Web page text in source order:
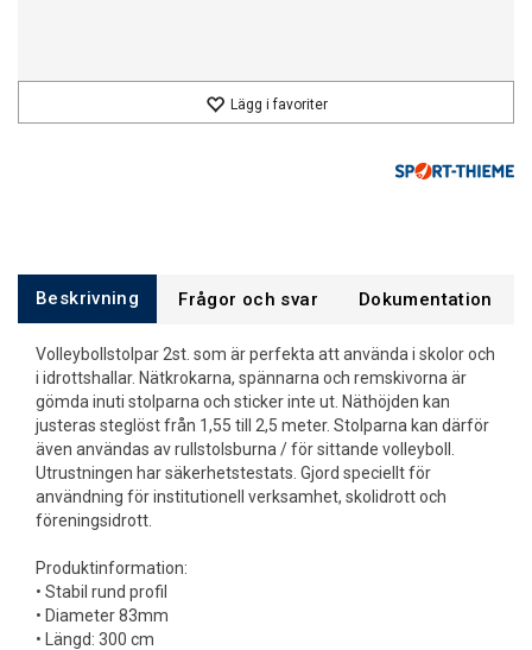
Lägg i favoriter
Beskrivning Frågor och svar Dokumentation
Volleybollstolpar 2st. som är perfekta att använda i skolor och
i idrottshallar. Nätkrokarna, spännarna och remskivorna är
gömda inuti stolparna och sticker inte ut. Näthöjden kan
justeras steglöst från 1,55 till 2,5 meter. Stolparna kan därför
även användas av rullstolsburna / för sittande volleyboll.
Utrustningen har säkerhetstestats. Gjord speciellt för
användning för institutionell verksamhet, skolidrott och
föreningsidrott.
Produktinformation:
• Stabil rund profil
• Diameter 83mm
• Längd: 300 cm